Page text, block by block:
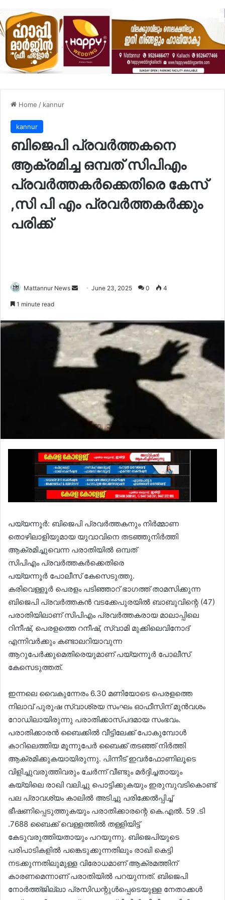
Home / kannur
kannur
ബിജെപി പ്രവര്‍ത്തകനെ
ആക്രമിച്ച ഒമ്പത് സിപിഎം
പ്രവര്‍ത്തകര്‍ക്കെതിരെ കേസ്
,സി പി എം പ്രവർത്തകർക്കും
പരിക്ക്
Mattannur News
SendJune 23, 2025 0 4
1 minute read
പയ്യന്നൂര്‍: ബിജെപി പ്രവര്‍ത്തകനും നിർമ്മാണ
തൊഴിലാളിയുമായ യുവാവിനെ തടഞ്ഞുനിര്‍ത്തി
ആക്രമിച്ചുവെന്ന പരാതിയില്‍ ഒമ്പത്
സിപിഎം പ്രവര്‍ത്തകർക്കെതിരെ
പയ്യന്നൂർ പോലീസ് കേസെടുത്തു.
കരിവെള്ളൂർ പെരളം പടിഞ്ഞാറ് ഭാഗത്ത് താമസിക്കുന്ന
ബിജെപി പ്രവര്‍ത്തകന്‍ വടക്കേപുരയില്‍ ബാബുവിന്റെ (47)
പരാതിയിലാണ് സിപിഎം പ്രവര്‍ത്തകരായ മാലാപ്പിലെ
റിനീഷ്, പെരളത്തെ റനീഷ്, സ്വാമി മുക്കിലെവിനോദ്
എന്നിവര്‍ക്കും കണ്ടാലറിയാവുന്ന
ആറുപേര്‍ക്കുമെതിരെയുമാണ് പയ്യന്നൂര്‍ പോലീസ്
കേസെടുത്തത്.
ഇന്നലെ വൈകുന്നേരം 6.30 മണിയോടെ പെരളത്തെ
നിലാവ് പുരുഷ സ്വാശ്രയ സംഘം ഓഫീസിന് മുൻവശം
റോഡിലായിരുന്നു പരാതിക്കാസ്പദമായ സംഭവം.
പരാതിക്കാരന്‍ ബൈക്കില്‍ വീട്ടിലേക്ക് പോകുമ്പോള്‍
കാറിലെത്തിയ മൂന്നുപേര്‍ ബൈക്ക് തടഞ്ഞ് നിര്‍ത്തി
ആക്രമിക്കുകയായിരുന്നു. പിന്നീട് ഇവർഫോണിലൂടെ
വിളിച്ചുവരുത്തിവരും ചേര്‍ന്ന് വീണ്ടും മര്‍ദ്ദിച്ചതായും
കയ്യിലെ രാഖി വലിച്ചു പൊട്ടിക്കുകയും ഇരുമ്പുവടികൊണ്ട്
പല പ്രാവശ്യം കാലിൽ അടിച്ചു പരിക്കേല്‍പ്പിച്ച്
ഭീഷണിപ്പെടുത്തുകയും പരാതിക്കാരന്റെ കെ.എല്‍. 59 .ടി
.7688 ബൈക്ക് വെള്ളത്തില്‍ തള്ളിയിട്ട്
കേടുവരുത്തിയതായും പറയുന്നു. ബിജെപിയുടെ
പരിപാടികളില്‍ പങ്കെടുക്കുന്നതിലും രാഖി കെട്ടി
നടക്കുന്നതിലുമുള്ള വിരോധമാണ് ആക്രമത്തിന്
കാരണമെന്നാണ് പരാതിയില്‍ പറയുന്നത്. ബിജെപി
നോർത്ത്ജില്ലാ പ്രസിഡന്റുള്‍പ്പെടെയുള്ള നേതാക്കള്‍